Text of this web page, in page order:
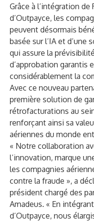
Grâce à l’intégration
d’Outpayce, les
peuvent désormais
basée sur l’IA et
qui assure la
d’approbation garantis
considérablement la
Avec ce nouveau
première solution de
rétrofacturations au
renforçant ainsi sa
aériennes du monde
« Notre collaboration
l’innovation, marque
les compagnies
contre la fraude », a
président chargé des
Amadeus. « En
d’Outpayce, nous